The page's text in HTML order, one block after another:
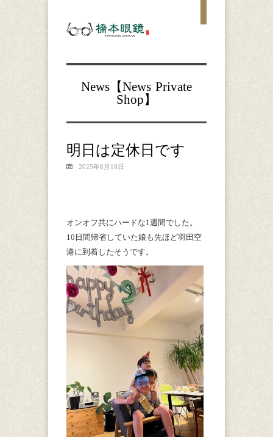
News【News Private
Shop】
明日は定休日です
2025年8月18日
オンオフ共にハードな1週間でした。
10日間帰省していた娘も先ほど羽田空
港に到着したそうです。